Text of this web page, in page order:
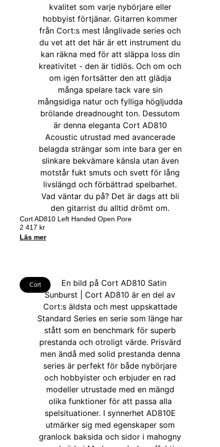
Cort AD810 Left Handed Open Pore
2 417 kr
Läs mer
Cort